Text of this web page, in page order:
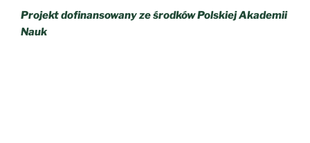
Projekt dofinansowany ze środków Polskiej Akademii
Nauk